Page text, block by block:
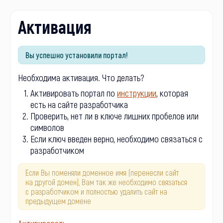
Активация
Вы успешно установили портал!
Необходима активация. Что делать?
Активировать портал по инструкции, которая
есть на сайте разработчика
Проверить, нет ли в ключе лишних пробелов или
символов
Если ключ введен верно, необходимо связаться с
разработчиком
Если Вы поменяли доменное имя (перенесли сайт
на другой домен), Вам так же необходимо связаться
с разработчиком и полностью удалить сайт на
предыдущем домене